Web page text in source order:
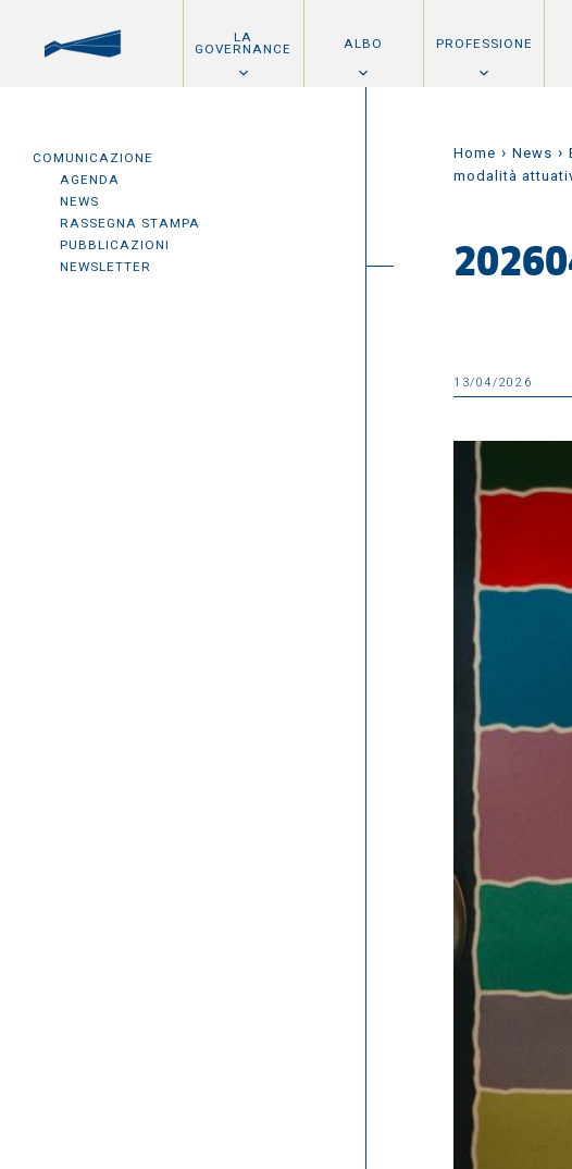
LA
GOVERNANCE ALBO PROFESSIONE
COMUNICAZIONE
AGENDA
NEWS
RASSEGNA STAMPA
PUBBLICAZIONI
NEWSLETTER
Home › News ›
modalità
13/04/2026